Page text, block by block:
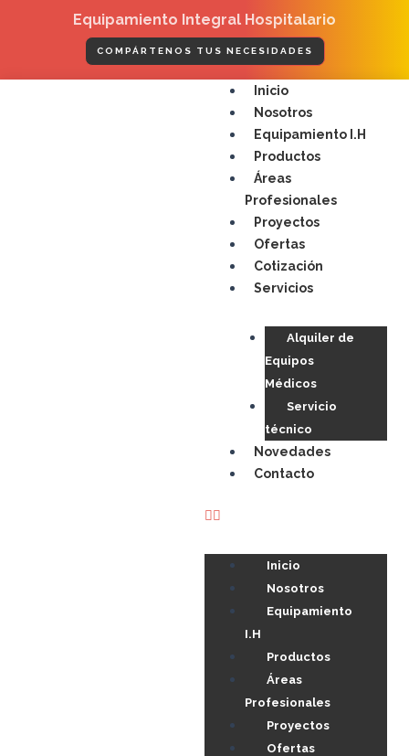
Equipamiento Integral Hospitalario
COMPÁRTENOS TUS NECESIDADES
Inicio
Nosotros
Equipamiento I.H
Productos
Áreas
Profesionales
Proyectos
Ofertas
Cotización
Servicios
Alquiler de
Equipos
Médicos
Servicio
técnico
Novedades
Contacto
Menú
Inicio
Nosotros
Equipamiento
I.H
Productos
Áreas
Profesionales
Proyectos
Ofertas